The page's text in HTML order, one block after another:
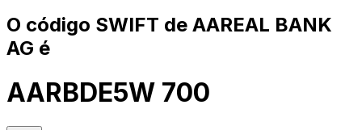
O código SWIFT de AAREAL BANK
AG é
AARBDE5W 700